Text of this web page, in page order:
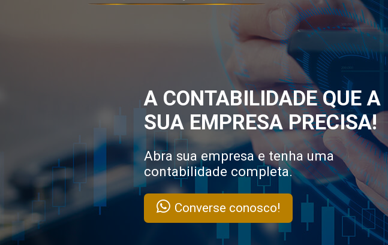
A CONTABILIDADE QUE A
SUA EMPRESA PRECISA!
Abra sua empresa e tenha uma
contabilidade completa.
Converse conosco!